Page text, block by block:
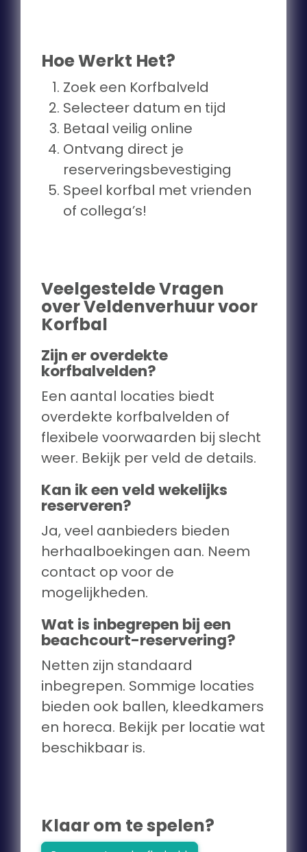
Hoe Werkt Het?
Zoek een Korfbalveld
Selecteer datum en tijd
Betaal veilig online
Ontvang direct je
reserveringsbevestiging
Speel korfbal met vrienden
of collega’s!
Veelgestelde Vragen
over Veldenverhuur voor
Korfbal
Zijn er overdekte
korfbalvelden?
Een aantal locaties biedt
overdekte korfbalvelden of
flexibele voorwaarden bij slecht
weer. Bekijk per veld de details.
Kan ik een veld wekelijks
reserveren?
Ja, veel aanbieders bieden
herhaalboekingen aan. Neem
contact op voor de
mogelijkheden.
Wat is inbegrepen bij een
beachcourt-reservering?
Netten zijn standaard
inbegrepen. Sommige locaties
bieden ook ballen, kleedkamers
en horeca. Bekijk per locatie wat
beschikbaar is.
Klaar om te spelen?